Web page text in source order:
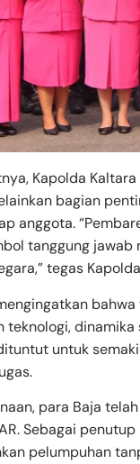
Kapolda
bagian
anggota.
tanggung jawab
tegas
teknologi,
untuk
para Baja
Sebagai
pelumpuhan